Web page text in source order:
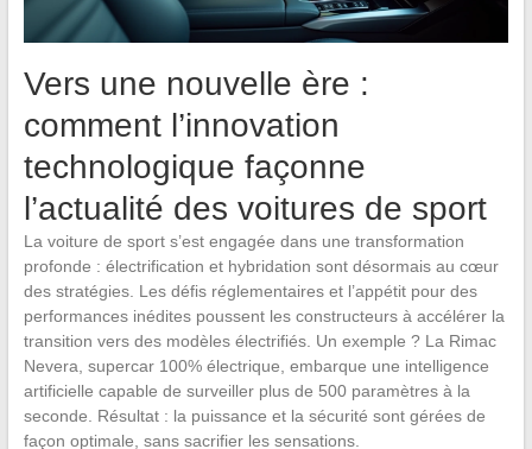
Vers une nouvelle ère :
comment l’innovation
technologique façonne
l’actualité des voitures de sport
La voiture de sport s’est engagée dans une transformation
profonde : électrification et hybridation sont désormais au cœur
des stratégies. Les défis réglementaires et l’appétit pour des
performances inédites poussent les constructeurs à accélérer la
transition vers des modèles électrifiés. Un exemple ? La Rimac
Nevera, supercar 100% électrique, embarque une intelligence
artificielle capable de surveiller plus de 500 paramètres à la
seconde. Résultat : la puissance et la sécurité sont gérées de
façon optimale, sans sacrifier les sensations.